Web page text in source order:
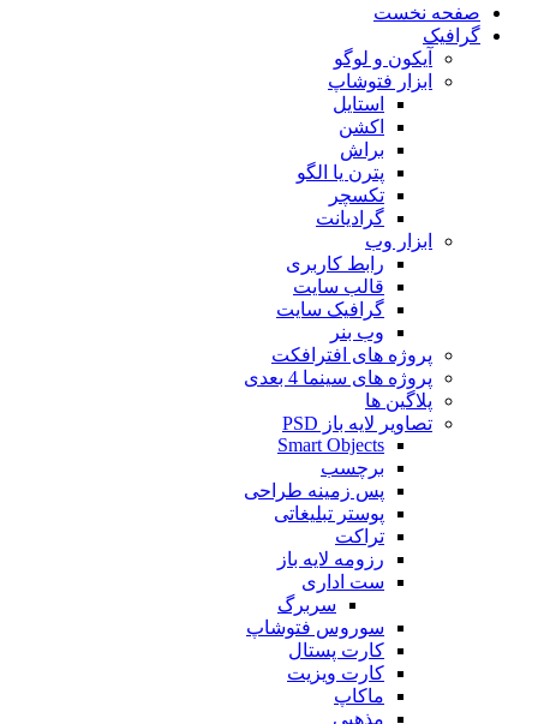
صفحه نخست
گرافیک
آیکون و لوگو
ابزار فتوشاپ
استایل
اکشن
براش
پترن یا الگو
تکسچر
گرادیانت
ابزار وب
رابط کاربری
قالب سایت
گرافیک سایت
وب بنر
پروژه های افترافکت
پروژه های سینما 4 بعدی
پلاگین ها
تصاویر لایه باز PSD
Smart Objects
برچسب
پس زمینه طراحی
پوستر تبلیغاتی
تراکت
رزومه لایه باز
ست اداری
سربرگ
سوروس فتوشاپ
کارت پستال
کارت ویزیت
ماکاپ
مذهبی